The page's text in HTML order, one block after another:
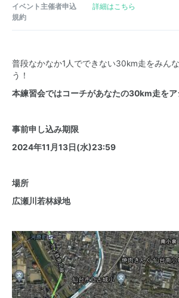
イベント主催者申込
規約
詳細はこちら
普段なかなか1人でできない30km走をみん
う！
本練習会ではコーチがあなたの30km走をア
事前申し込み期限
2024年11月13日(水)23:59
場所
広瀬川若林緑地